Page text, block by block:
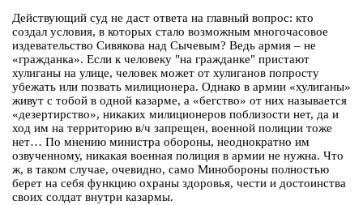
Действующий суд не даст ответа на главный вопрос: кто
создал условия, в которых стало возможным многочасовое
издевательство Сивякова над Сычевым? Ведь армия – не
«гражданка». Если к человеку "на гражданке" пристают
хулиганы на улице, человек может от хулиганов попросту
убежать или позвать милиционера. Однако в армии «хулиганы»
живут с тобой в одной казарме, а «бегство» от них называется
«дезертирство», никаких милиционеров поблизости нет, да и
ход им на территорию в/ч запрещен, военной полиции тоже
нет… По мнению министра обороны, неоднократно им
озвученному, никакая военная полиция в армии не нужна. Что
ж, в таком случае, очевидно, само Минобороны полностью
берет на себя функцию охраны здоровья, чести и достоинства
своих солдат внутри казармы.